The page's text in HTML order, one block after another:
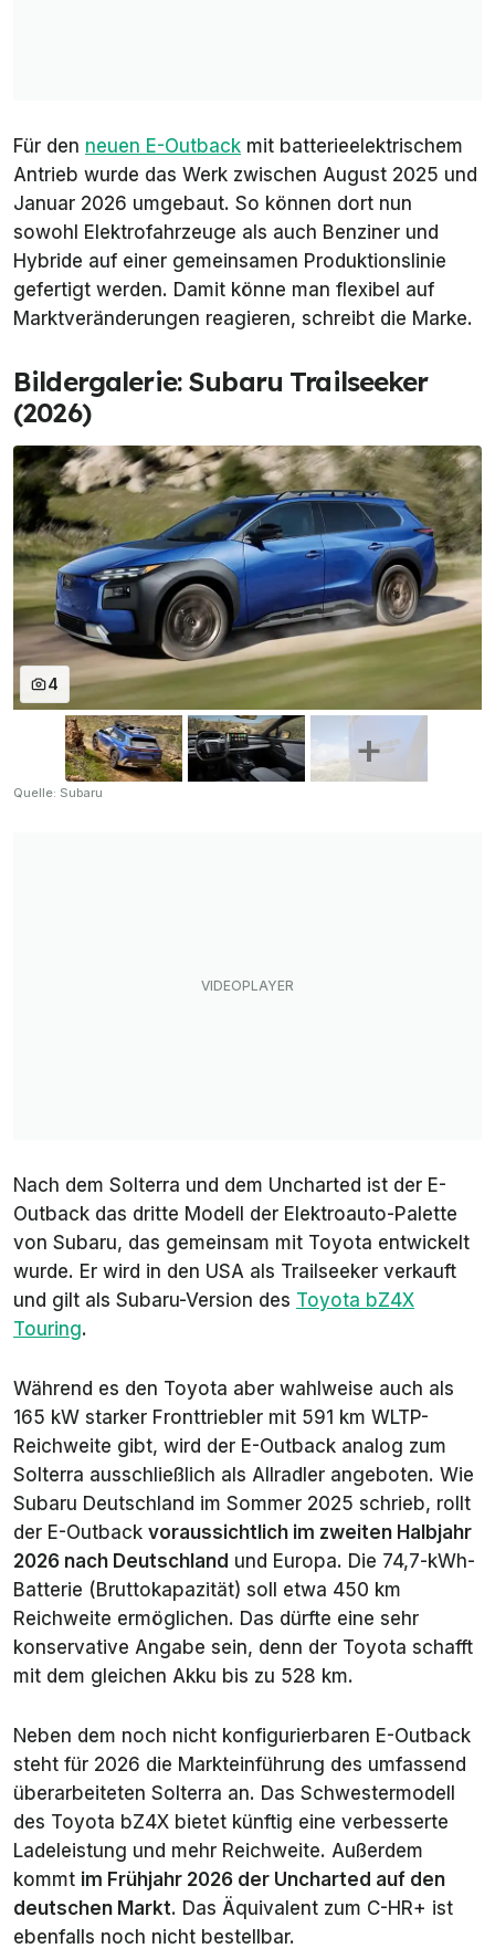
Für den neuen E-Outback mit batterieelektrischem
Antrieb wurde das Werk zwischen August 2025 und
Januar 2026 umgebaut. So können dort nun
sowohl Elektrofahrzeuge als auch Benziner und
Hybride auf einer gemeinsamen Produktionslinie
gefertigt werden. Damit könne man flexibel auf
Marktveränderungen reagieren, schreibt die Marke.
Bildergalerie: Subaru Trailseeker
(2026)
4
Quelle: Subaru
Nach dem Solterra und dem Uncharted ist der E-
Outback das dritte Modell der Elektroauto-Palette
von Subaru, das gemeinsam mit Toyota entwickelt
wurde. Er wird in den USA als Trailseeker verkauft
und gilt als Subaru-Version des Toyota bZ4X
Touring.
Während es den Toyota aber wahlweise auch als
165 kW starker Fronttriebler mit 591 km WLTP-
Reichweite gibt, wird der E-Outback analog zum
Solterra ausschließlich als Allradler angeboten. Wie
Subaru Deutschland im Sommer 2025 schrieb, rollt
der E-Outback voraussichtlich im zweiten Halbjahr
2026 nach Deutschland und Europa. Die 74,7-kWh-
Batterie (Bruttokapazität) soll etwa 450 km
Reichweite ermöglichen. Das dürfte eine sehr
konservative Angabe sein, denn der Toyota schafft
mit dem gleichen Akku bis zu 528 km.
Neben dem noch nicht konfigurierbaren E-Outback
steht für 2026 die Markteinführung des umfassend
überarbeiteten Solterra an. Das Schwestermodell
des Toyota bZ4X bietet künftig eine verbesserte
Ladeleistung und mehr Reichweite. Außerdem
kommt im Frühjahr 2026 der Uncharted auf den
deutschen Markt. Das Äquivalent zum C-HR+ ist
ebenfalls noch nicht bestellbar.